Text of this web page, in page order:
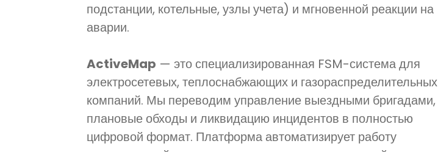
подстанции, котельные, узлы учета) и мгновенной реакции на
аварии.
ActiveMap — это специализированная FSM-система для
электросетевых, теплоснабжающих и газораспределительных
компаний. Мы переводим управление выездными бригадами,
плановые обходы и ликвидацию инцидентов в полностью
цифровой формат. Платформа автоматизирует работу